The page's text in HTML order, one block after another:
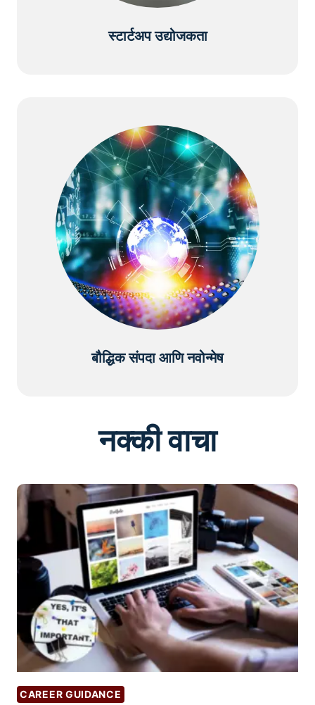
स्टार्टअप उद्योजकता
बौद्धिक संपदा आणि नवोन्मेष
नक्की वाचा
CAREER GUIDANCE